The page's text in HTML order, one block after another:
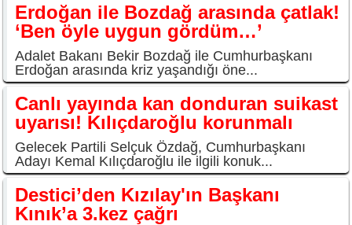
Erdoğan ile Bozdağ arasında çatlak!
‘Ben öyle uygun gördüm…’
Adalet Bakanı Bekir Bozdağ ile Cumhurbaşkanı
Erdoğan arasında kriz yaşandığı öne...
Canlı yayında kan donduran suikast
uyarısı! Kılıçdaroğlu korunmalı
Gelecek Partili Selçuk Özdağ, Cumhurbaşkanı
Adayı Kemal Kılıçdaroğlu ile ilgili konuk...
Destici’den Kızılay'ın Başkanı
Kınık’a 3.kez çağrı